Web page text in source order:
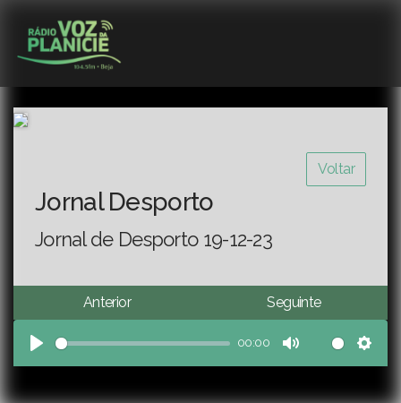
Voltar
Jornal Desporto
Jornal de Desporto 19-12-23
Anterior Seguinte
Play
00:00
Mute